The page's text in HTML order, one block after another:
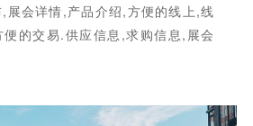
展会详情,产品介绍,方便的线上,线
的交易.供应信息,求购信息,展会